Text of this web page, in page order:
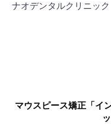
ナオデンタルクリニ
マウスピース矯正「イ